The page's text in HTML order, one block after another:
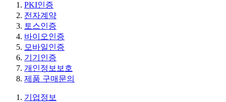
PKI인증
전자계약
토스인증
바이오인증
모바일인증
기기인증
개인정보보호
제품 구매문의
기업정보